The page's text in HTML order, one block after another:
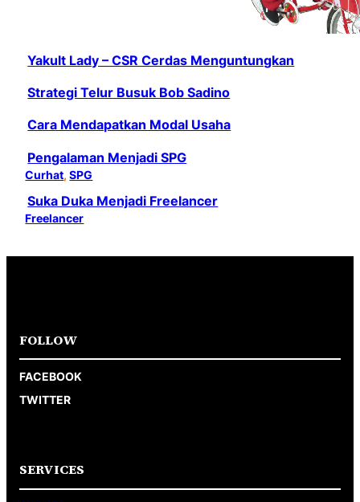
Yakult Lady – CSR Cerdas Menguntungkan
Strategi Telur Busuk Bob Sadino
Cara Mendapatkan Modal Usaha
Pengalaman Menjadi SPG
Curhat, SPG
Suka Duka Menjadi Freelancer
Freelancer
FOLLOW
FACEBOOK
TWITTER
SERVICES